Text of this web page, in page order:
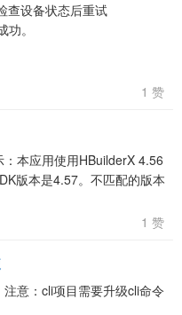
查设备状态后重试
。
1 赞
本应用使用HBuilderX 4.56
版本是4.57。不匹配的版本
1 赞
意：cli项目需要升级cli命令